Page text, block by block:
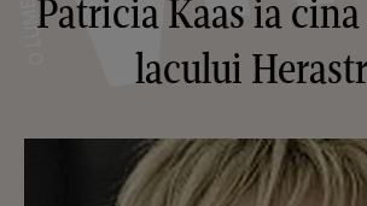
Patricia Kaas ia
lacului